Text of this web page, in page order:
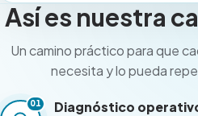
Así es nuestra
Un camino práctico para que
necesita y lo pueda
01 Diagnóstico